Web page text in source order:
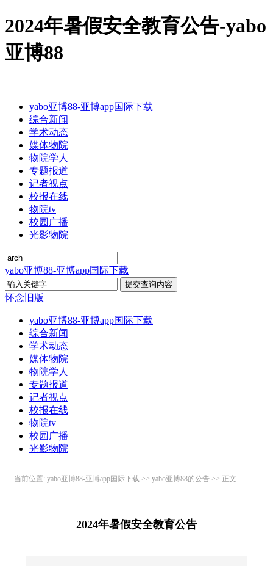
2024年暑假安全教育公告-yabo
亚博88
yabo亚博88-亚博app国际下载
综合新闻
学术动态
媒体物院
物院学人
专题报道
记者视点
校报在线
物院tv
校园广播
光影物院
yabo亚博88-亚博app国际下载
怀念旧版
yabo亚博88-亚博app国际下载
综合新闻
学术动态
媒体物院
物院学人
专题报道
记者视点
校报在线
物院tv
校园广播
光影物院
当前位置: yabo亚博88-亚博app国际下载 >> yabo亚博88的公告 >> 正文
2024年暑假安全教育公告